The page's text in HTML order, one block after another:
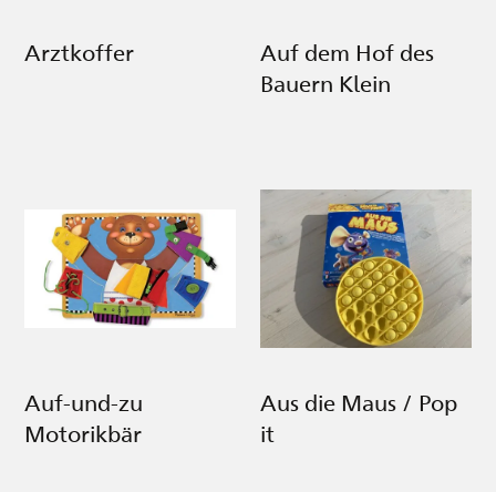
Arztkoffer
Auf dem Hof des
Bauern Klein
Auf-und-zu
Motorikbär
Aus die Maus / Pop
it